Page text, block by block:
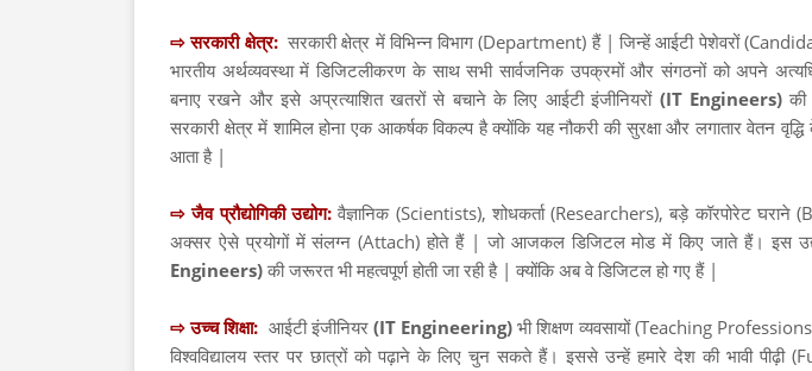
⇨ सरकारी क्षेत्र: सरकारी क्षेत्र में विभिन्न विभाग (Department) हैं | जिन्हें आईटी पेशेवरों
भारतीय अर्थव्यवस्था में डिजिटलीकरण के साथ सभी सार्वजनिक उपक्रमों और संगठनों को अपने
बनाए रखने और इसे अप्रत्याशित खतरों से बचाने के लिए आईटी इंजीनियरों(IT Engineers) की
सरकारी क्षेत्र में शामिल होना एक आकर्षक विकल्प है क्योंकि यह नौकरी की सुरक्षा और लगातार वेतन
आता है |
⇨ जैव प्रौद्योगिकी उद्योग:वैज्ञानिक (Scientists), शोधकर्ता (Researchers), बड़े कॉरपोरेट
अक्सर ऐसे प्रयोगों में संलग्न (Attach) होते हैं | जो आजकल डिजिटल मोड में किए जाते हैं। इस
Engineers) की जरूरत भी महत्वपूर्ण होती जा रही है | क्योंकि अब वे डिजिटल हो गए हैं |
⇨ उच्च शिक्षा: आईटी इंजीनियर (IT Engineering)भी शिक्षण व्यवसायों (Teaching
विश्वविद्यालय स्तर पर छात्रों को पढ़ाने के लिए चुन सकते हैं। इससे उन्हें हमारे देश की भावी पीढ़ी